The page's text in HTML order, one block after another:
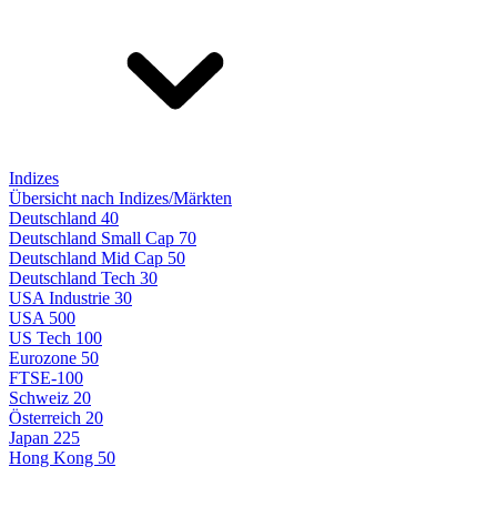
Indizes
Übersicht nach Indizes/Märkten
Deutschland 40
Deutschland Small Cap 70
Deutschland Mid Cap 50
Deutschland Tech 30
USA Industrie 30
USA 500
US Tech 100
Eurozone 50
FTSE-100
Schweiz 20
Österreich 20
Japan 225
Hong Kong 50